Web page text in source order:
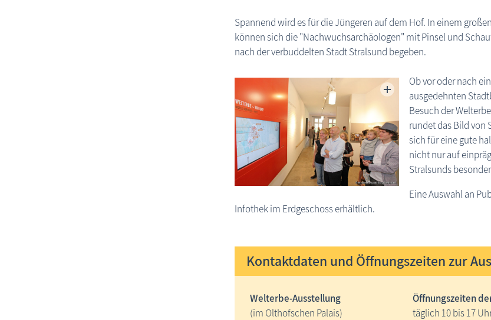
Spannend wird es für die Jüngeren auf dem Hof. In einem
können sich die "Nachwuchsarchäologen" mit Pinsel und
nach der verbuddelten Stadt Stralsund begeben.
Ob vor oder nach
ausgedehnten
Besuch der
rundet das Bild von
sich für eine gute
nicht nur auf
Stralsunds
Eine Auswahl an
Infothek im Erdgeschoss erhältlich.
Kontaktdaten und Öffnungszeiten zur
Welterbe-Ausstellung
(im Olthofschen Palais)
Öffnungszeiten
täglich 10 bis 17